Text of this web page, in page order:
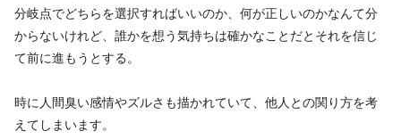
分岐点でどちらを選択すればいいのか、何が正しいのかなんて分
からないけれど、誰かを想う気持ちは確かなことだとそれを信じ
て前に進もうとする。
時に人間臭い感情やズルさも描かれていて、他人との関り方を考
えてしまいます。